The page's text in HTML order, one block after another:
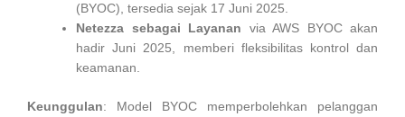
(BYOC), tersedia sejak 17 Juni 2025.
Netezza sebagai Layanan via AWS BYOC akan
hadir Juni 2025, memberi fleksibilitas kontrol dan
keamanan.
Keunggulan: Model BYOC memperbolehkan pelanggan